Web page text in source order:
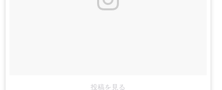
投稿を見る